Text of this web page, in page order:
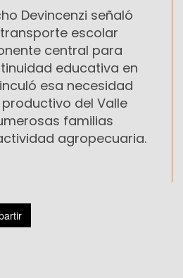
Devincenzi señaló
escolar
central para
educativa en
esa necesidad
del Valle
familias
agropecuaria.